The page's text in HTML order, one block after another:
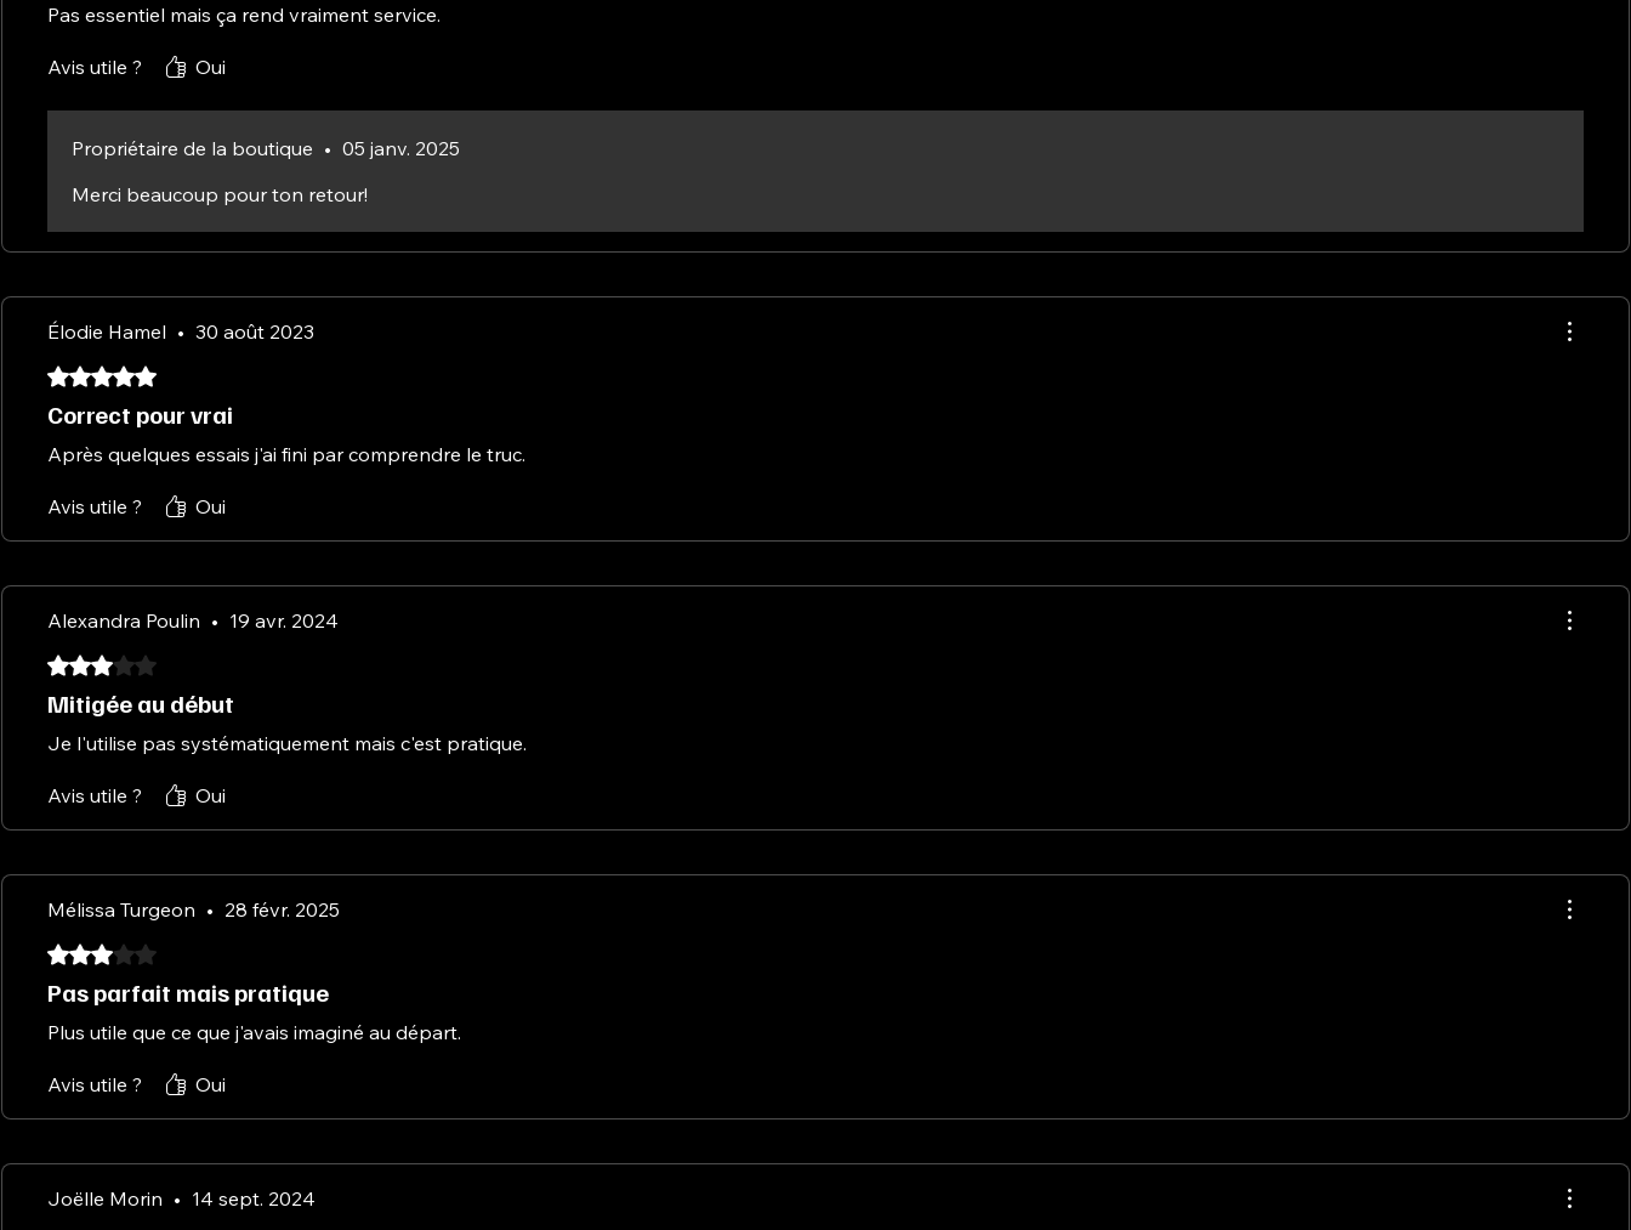
Pas essentiel mais ça rend vraiment service.
Avis utile ? Oui
Propriétaire de la boutique • 05 janv. 2025
Merci beaucoup pour ton retour!
Élodie Hamel • 30 août 2023
Noté 5 sur 5.
Correct pour vrai
Après quelques essais j'ai fini par comprendre le truc.
Avis utile ? Oui
Alexandra Poulin • 19 avr. 2024
Noté 3 sur 5.
Mitigée au début
Je l'utilise pas systématiquement mais c'est pratique.
Avis utile ? Oui
Mélissa Turgeon • 28 févr. 2025
Noté 3 sur 5.
Pas parfait mais pratique
Plus utile que ce que j'avais imaginé au départ.
Avis utile ? Oui
Joëlle Morin • 14 sept. 2024